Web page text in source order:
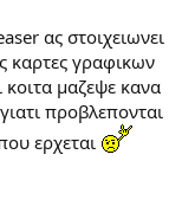
ας στοιχειωνει
καρτες γραφικων
κοιτα μαζεψε κανα
προβλεπονται
ερχεται